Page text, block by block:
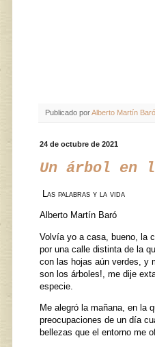
Publicado porAlberto Martín Baró
24 de octubre de 2021
Un árbol en
Las palabras y la vida
Alberto Martín Baró
Volvía yo a casa, bueno, la
por una calle distinta de la
con las hojas aún verdes, y
son los árboles!, me dije
especie.
Me alegró la mañana, en la
preocupaciones de un día
bellezas que el entorno me